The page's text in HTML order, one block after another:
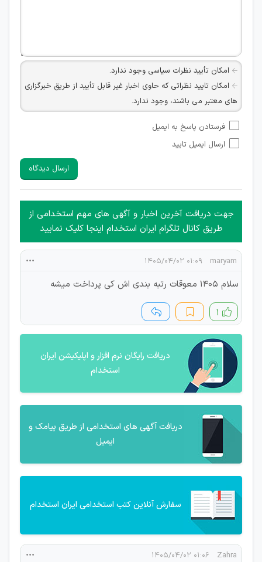
امکان تأیید نظرات سیاسی وجود ندارد.
امکان تایید نظراتی که حاوی اخبار غیر قابل تأیید از طریق خبرگزاری
های معتبر می باشند، وجود ندارد.
شبکه های مجازی ارتباطی می باشند وجود ندارد.
امکان تأیید نظرات کاربرانی که به هر طریقی قصد مأیوس کردن
هرگونه تحریک، تحقیر و کنایه به سایر افراد (مسئول و غیر مسئول)
غیر مجاز می باشد.
امکان هماهنگی برای هرگونه ملاقات حضوری چه به صورت دسته
جمعی و چه فردی توسط کاربران سایت وجود ندارد.
فرستادن پاسخ به ایمیل
ارسال ایمیل تایید
ارسال دیدگاه
جهت دریافت آخرین اخبار و آگهی های مهم استخدامی از
طریق کانال تلگرام ایران استخدام اینجا کلیک نمایید
maryam ۰۱:۰۹ ۱۴۰۵/۰۴/۰۲
سلام 1405 معوقات رتبه بندی اش کی پرداخت میشه
۱
دریافت رایگان نرم افزار و اپلیکیشن ایران
استخدام
دریافت آگهی های استخدامی از طریق پیامک و
ایمیل
سفارش آنلاین کتب استخدامی ایران استخدام
Zahra ۰۱:۰۶ ۱۴۰۵/۰۴/۰۲